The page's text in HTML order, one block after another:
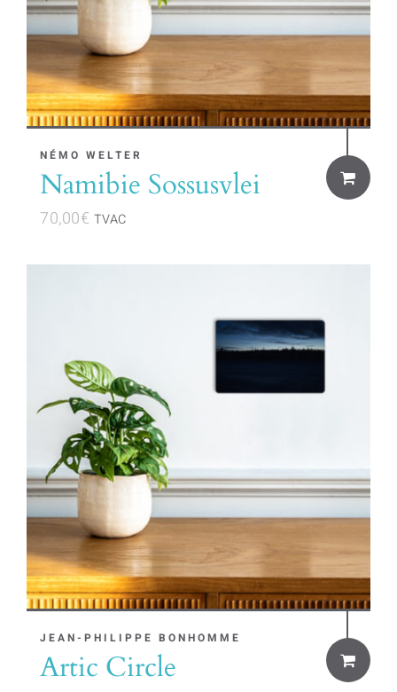
NÉMO WELTER
Namibie Sossusvlei
70,00€ TVAC
JEAN-PHILIPPE BONHOMME
Artic Circle
This
product